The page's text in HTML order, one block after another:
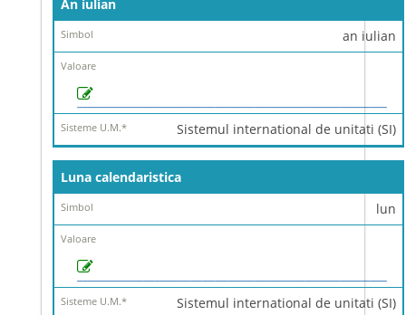
An iulian
an iulian
Sistemul international de unitati (SI)
Luna calendaristica
lun
Sistemul international de unitati (SI)